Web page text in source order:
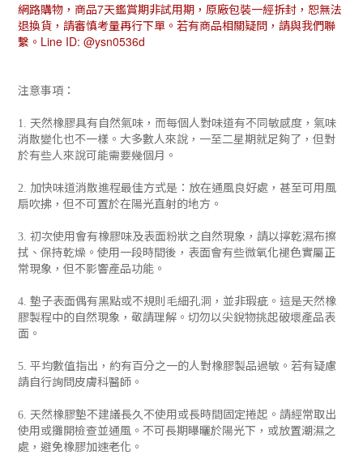
網路購物，商品7天鑑賞期非試用期，原廠包裝一經拆封，恕無法
退換貨，請審慎考量再行下單。若有商品相關疑問，請與我們聯
繫。 Line ID: @ysn0536d
注意事項：
1. 天然橡膠具有自然氣味，而每個人對味道有不同敏感度，氣味
消散變化也不一樣。大多數人來說，一至二星期就足夠了，但對
於有些人來說可能需要幾個月。
2. 加快味道消散進程最佳方式是：放在通風良好處，甚至可用風
扇吹拂，但不可置於在陽光直射的地方。
3. 初次使用會有橡膠味及表面粉狀之自然現象，請以擰乾濕布擦
拭、保持乾燥。使用一段時間後，表面會有些微氧化褪色實屬正
常現象，但不影響產品功能。
4. 墊子表面偶有黑點或不規則毛細孔洞，並非瑕疵。這是天然橡
膠製程中的自然現象，敬請理解。切勿以尖銳物挑起破壞產品表
面。
5. 平均數值指出，約有百分之一的人對橡膠製品過敏。若有疑慮
請自行詢問皮膚科醫師。
6. 天然橡膠墊不建議長久不使用或長時間固定捲起。請經常取出
使用或攤開檢查並通風。不可長期曝曬於陽光下，或放置潮濕之
處，避免橡膠加速老化。